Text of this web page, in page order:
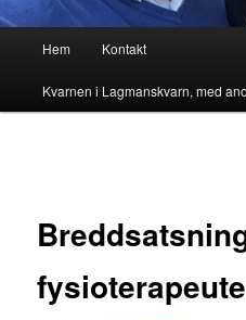
Hem Kontakt
Kvarnen i Lagmanskvarn, med